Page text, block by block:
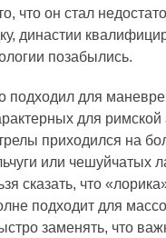
что он стал
династии
позабылись.
подходил для
для
приходился на
или чешуйчатых
сказать, что
подходит для
заменять, что